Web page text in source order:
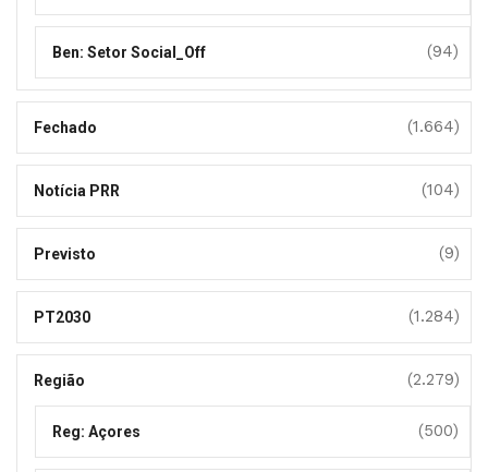
Ben: Setor Social_Off (94)
Fechado (1.664)
Notícia PRR (104)
Previsto (9)
PT2030 (1.284)
Região (2.279)
Reg: Açores (500)